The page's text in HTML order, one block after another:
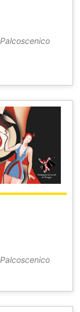
Palcoscenico
Palcoscenico